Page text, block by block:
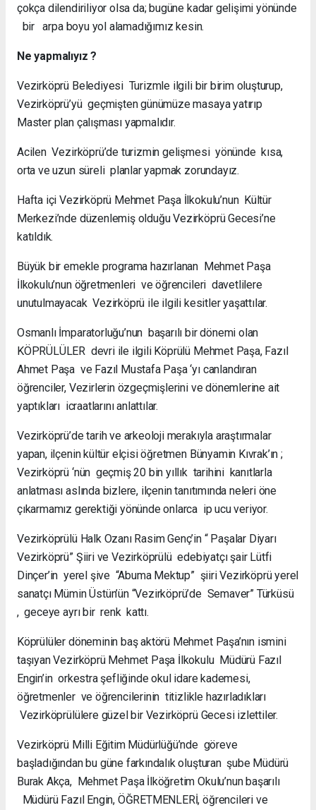
çokça dilendiriliyor olsa da; bugüne kadar gelişimi yönünde
bir arpa boyu yol alamadığımız kesin.
Ne yapmalıyız ?
Vezirköprü Belediyesi Turizmle ilgili bir birim oluşturup,
Vezirköprü’yü geçmişten günümüze masaya yatırıp
Master plan çalışması yapmalıdır.
Acilen Vezirköprü’de turizmin gelişmesi yönünde kısa,
orta ve uzun süreli planlar yapmak zorundayız.
Hafta içi Vezirköprü Mehmet Paşa İlkokulu’nun Kültür
Merkezi’nde düzenlemiş olduğu Vezirköprü Gecesi’ne
katıldık.
Büyük bir emekle programa hazırlanan Mehmet Paşa
İlkokulu’nun öğretmenleri ve öğrencileri davetlilere
unutulmayacak Vezirköprü ile ilgili kesitler yaşattılar.
Osmanlı İmparatorluğu’nun başarılı bir dönemi olan
KÖPRÜLÜLER devri ile ilgili Köprülü Mehmet Paşa, Fazıl
Ahmet Paşa ve Fazıl Mustafa Paşa ‘yı canlandıran
öğrenciler, Vezirlerin özgeçmişlerini ve dönemlerine ait
yaptıkları icraatlarını anlattılar.
Vezirköprü’de tarih ve arkeoloji merakıyla araştırmalar
yapan, ilçenin kültür elçisi öğretmen Bünyamin Kıvrak’ın ;
Vezirköprü ‘nün geçmiş 20 bin yıllık tarihini kanıtlarla
anlatması aslında bizlere, ilçenin tanıtımında neleri öne
çıkarmamız gerektiği yönünde onlarca ip ucu veriyor.
Vezirköprülü Halk Ozanı Rasim Genç’in “ Paşalar Diyarı
Vezirköprü” Şiiri ve Vezirköprülü edebiyatçı şair Lütfi
Dinçer’in yerel şive “Abuma Mektup” şiiri Vezirköprü yerel
sanatçı Mümin Üstün’ün “Vezirköprü’de Semaver” Türküsü
, geceye ayrı bir renk kattı.
Köprülüler döneminin baş aktörü Mehmet Paşa’nın ismini
taşıyan Vezirköprü Mehmet Paşa İlkokulu Müdürü Fazıl
Engin’in orkestra şefliğinde okul idare kademesi,
öğretmenler ve öğrencilerinin titizlikle hazırladıkları
Vezirköprülülere güzel bir Vezirköprü Gecesi izlettiler.
Vezirköprü Milli Eğitim Müdürlüğü’nde göreve
başladığından bu güne farkındalık oluşturan şube Müdürü
Burak Akça, Mehmet Paşa İlköğretim Okulu’nun başarılı
Müdürü Fazıl Engin, ÖĞRETMENLERİ, öğrencileri ve